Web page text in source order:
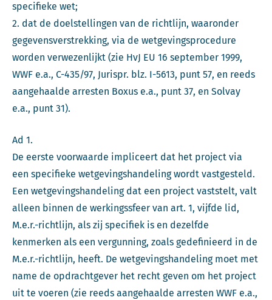
specifieke wet;
2. dat de doelstellingen van de richtlijn, waaronder
gegevensverstrekking, via de wetgevingsprocedure
worden verwezenlijkt (zie HvJ EU 16 september 1999,
WWF e.a., C-435/97, Jurispr. blz. I-5613, punt 57, en reeds
aangehaalde arresten Boxus e.a., punt 37, en Solvay
e.a., punt 31).
Ad 1.
De eerste voorwaarde impliceert dat het project via
een specifieke wetgevingshandeling wordt vastgesteld.
Een wetgevingshandeling dat een project vaststelt, valt
alleen binnen de werkingssfeer van art. 1, vijfde lid,
M.e.r.-richtlijn, als zij specifiek is en dezelfde
kenmerken als een vergunning, zoals gedefinieerd in de
M.e.r.-richtlijn, heeft. De wetgevingshandeling moet met
name de opdrachtgever het recht geven om het project
uit te voeren (zie reeds aangehaalde arresten WWF e.a.,